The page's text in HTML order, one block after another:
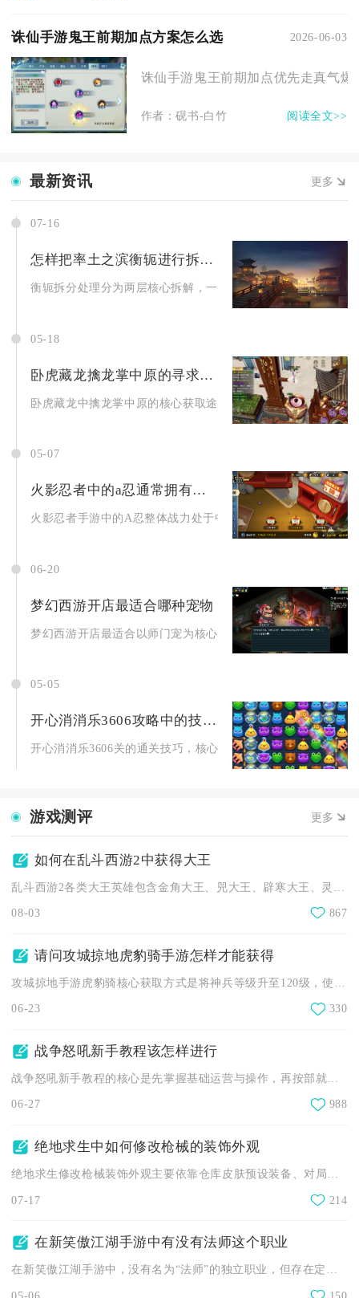
诛仙手游鬼王前期加点方案怎么选 2026-06-03
诛仙手游鬼王前期加点优先走真气
作者：砚书-白竹 阅读全文>>
最新资讯 更多
07-16
怎样把率土之滨衡轭进行拆分处理
衡轭拆分处理分为两层核心拆解，一层是战法素材武将拆分取
05-18
卧虎藏龙擒龙掌中原的寻求途径有哪些
卧虎藏龙中擒龙掌中原的核心获取途径为奇遇任务、门派武学
05-07
火影忍者中的a忍通常拥有怎样的战力级别
火影忍者手游中的A忍整体战力处于中上游梯队，是决斗场与
06-20
梦幻西游开店最适合哪种宠物
梦幻西游开店最适合以师门宠为核心、炼妖吸附宠为辅助，低
05-05
开心消消乐3606攻略中的技巧有哪些
开心消消乐3606关的通关技巧，核心围绕优先破障开空间、高
游戏测评 更多
如何在乱斗西游2中获得大王
08-03 867
请问攻城掠地虎豹骑手游怎样才能获得
06-23 330
战争怒吼新手教程该怎样进行
06-27 988
绝地求生中如何修改枪械的装饰外观
绝地求生修改枪械装饰外观主要依靠仓库皮肤预设装备、对局快捷键...
07-17 214
在新笑傲江湖手游中有没有法师这个职业
在新笑傲江湖手游中，没有名为“法师”的独立职业，但存在定位与...
05-06 150